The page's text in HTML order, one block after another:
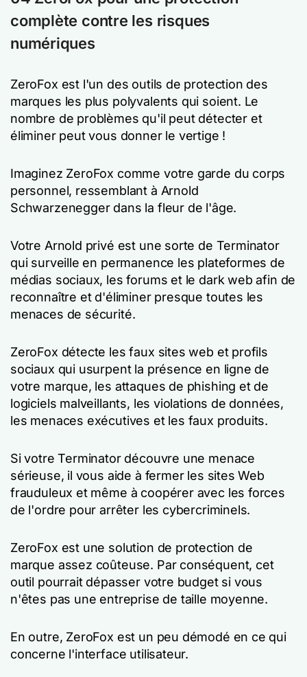
complète contre les risques
numériques
ZeroFox est l'un des outils de protection des
marques les plus polyvalents qui soient. Le
nombre de problèmes qu'il peut détecter et
éliminer peut vous donner le vertige !
Imaginez ZeroFox comme votre garde du corps
personnel, ressemblant à Arnold
Schwarzenegger dans la fleur de l'âge.
Votre Arnold privé est une sorte de Terminator
qui surveille en permanence les plateformes de
médias sociaux, les forums et le dark web afin de
reconnaître et d'éliminer presque toutes les
menaces de sécurité.
ZeroFox détecte les faux sites web et profils
sociaux qui usurpent la présence en ligne de
votre marque, les attaques de phishing et de
logiciels malveillants, les violations de données,
les menaces exécutives et les faux produits.
Si votre Terminator découvre une menace
sérieuse, il vous aide à fermer les sites Web
frauduleux et même à coopérer avec les forces
de l'ordre pour arrêter les cybercriminels.
ZeroFox est une solution de protection de
marque assez coûteuse. Par conséquent, cet
outil pourrait dépasser votre budget si vous
n'êtes pas une entreprise de taille moyenne.
En outre, ZeroFox est un peu démodé en ce qui
concerne l'interface utilisateur.